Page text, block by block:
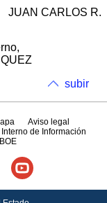
JUAN CARLOS R.
subir
Aviso legal
de Información